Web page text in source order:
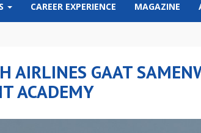
CAREER EXPERIENCE MAGAZINE
AIRLINES GAAT
ACADEMY